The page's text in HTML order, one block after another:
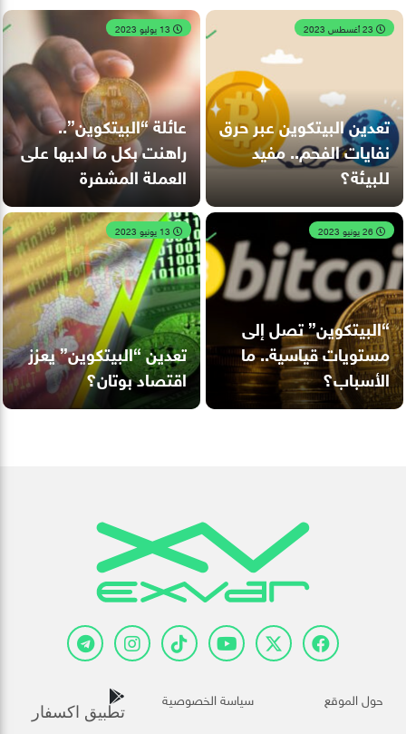
تعدين البيتكوين عبر حرق
نفايات الفحم.. مفيد
للبيئة؟
عائلة “البيتكوين”..
راهنت بكل ما لديها على
العملة المشفرة
“البيتكوين” تصل إلى
مستويات قياسية.. ما
الأسباب؟
تعدين “البيتكوين” يعزز
اقتصاد بوتان؟
حول الموقع سياسة الخصوصية
تطبيق اكسفار